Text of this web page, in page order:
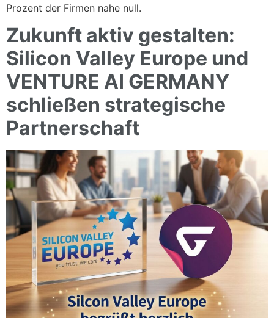
Prozent der Firmen nahe null.
Zukunft aktiv gestalten:
Silicon Valley Europe und
VENTURE AI GERMANY
schließen strategische
Partnerschaft